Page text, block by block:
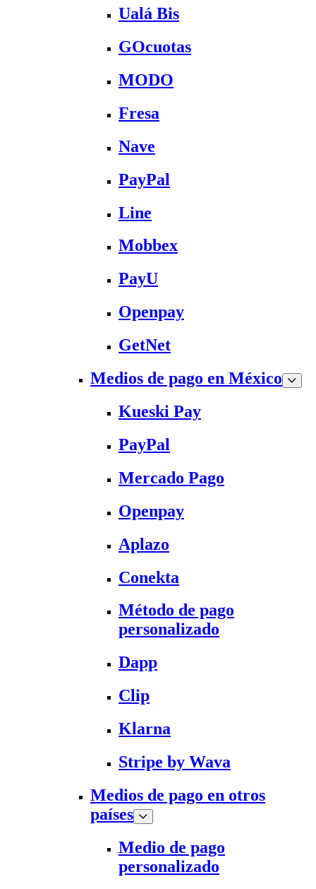
Ualá Bis
GOcuotas
MODO
Fresa
Nave
PayPal
Line
Mobbex
PayU
Openpay
GetNet
Medios de pago en México
Kueski Pay
PayPal
Mercado Pago
Openpay
Aplazo
Conekta
Método de pago
personalizado
Dapp
Clip
Klarna
Stripe by Wava
Medios de pago en otros
países
Medio de pago
personalizado